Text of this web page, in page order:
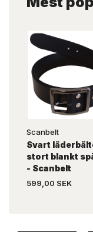
Scanbelt
Svart
stort blankt
- Scanbelt
599,00 SEK